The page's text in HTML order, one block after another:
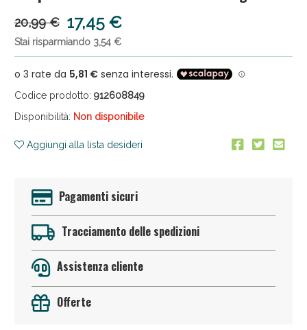
20,99 € 17,45 €
Stai risparmiando 3,54 €
Codice prodotto: 912608849
Disponibilità: Non disponibile
Aggiungi alla lista desideri
Pagamenti sicuri
Tracciamento delle spedizioni
Assistenza cliente
Offerte
Anticellulite e Fanghi: Sconto fino al 40% valido
oggi!